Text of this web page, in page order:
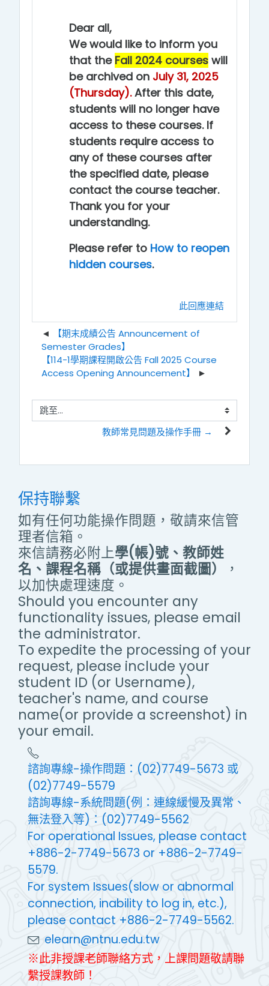
Dear all,
We would like to inform you
that the Fall 2024 courses will
be archived on July 31, 2025
(Thursday).After this date,
students will no longer have
access to these courses. If
students require access to
any of these courses after
the specified date, please
contact the course teacher.
Thank you for your
understanding.
Please refer to How to reopen
hidden courses.
此回應連結
【期末成績公告 Announcement of
Semester Grades】
【114-1學期課程開啟公告 Fall 2025 Course
Access Opening Announcement】
跳至...
教師常見問題及操作手冊 →
保持聯繫
如有任何功能操作問題，敬請來信管
理者信箱。
來信請務必附上學(帳)號、教師姓
名、課程名稱（或提供畫面截圖）
，
以加快處理速度。
Should you encounter any
functionality issues, please email
the administrator.
To expedite the processing of your
request, please include your
student ID (or Username),
teacher's name, and course
name(or provide a screenshot) in
your email.
諮詢專線-操作問題：(02)7749-5673 或
(02)7749-5579
諮詢專線-系統問題(例：連線緩慢及異常、
無法登入等)：(02)7749-5562
For operational Issues, please contact
+886-2-7749-5673 or +886-2-7749-
5579.
For system Issues(slow or abnormal
connection, inability to log in, etc.),
please contact +886-2-7749-5562.
elearn@ntnu.edu.tw
※此非授課老師聯絡方式，上課問題敬請聯
繫授課教師！